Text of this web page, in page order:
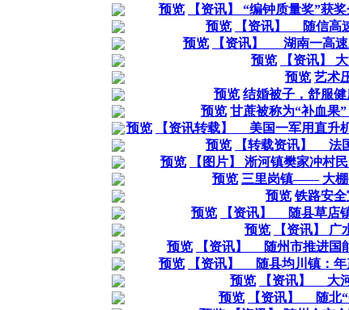
预览
【资讯】 “编钟质量奖”获
预览
【资讯】 随信高
预览
【资讯】 湖南一高速
预览
【资讯】
预览 艺术
预览 结婚被子，舒服健
预览 甘蔗被称为“补血果
预览
【资讯转载】 美国一军用直升
预览
【转载资讯】 法
预览
【图片】 淅河镇樊家冲村
预览 三里岗镇—— 大棚
预览 铁路安全
预览
【资讯】 随县草店
预览
【资讯】
预览
【资讯】 随州市推进国
预览
【资讯】 随县均川镇：年
预览
【资讯】 大
预览
【资讯】 随北